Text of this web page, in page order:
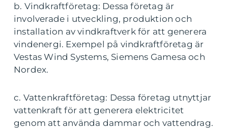
b. Vindkraftföretag: Dessa företag är
involverade i utveckling, produktion och
installation av vindkraftverk för att generera
vindenergi. Exempel på vindkraftföretag är
Vestas Wind Systems, Siemens Gamesa och
Nordex.
c. Vattenkraftföretag: Dessa företag utnyttjar
vattenkraft för att generera elektricitet
genom att använda dammar och vattendrag.